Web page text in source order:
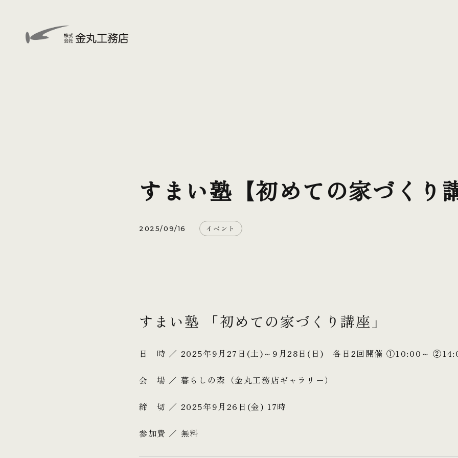
すまい塾【初めての家づくり
2025/09/16 イベント
すまい塾 「初めての家づくり講座」
日 時 ／ 2025年9月27日(土)～9月28日(日) 各日2回開催 ①10:00～
会 場 ／ 暮らしの森（金丸工務店ギャラリー）
締 切 ／ 2025年9月26日(金) 17時
参加費 ／ 無料